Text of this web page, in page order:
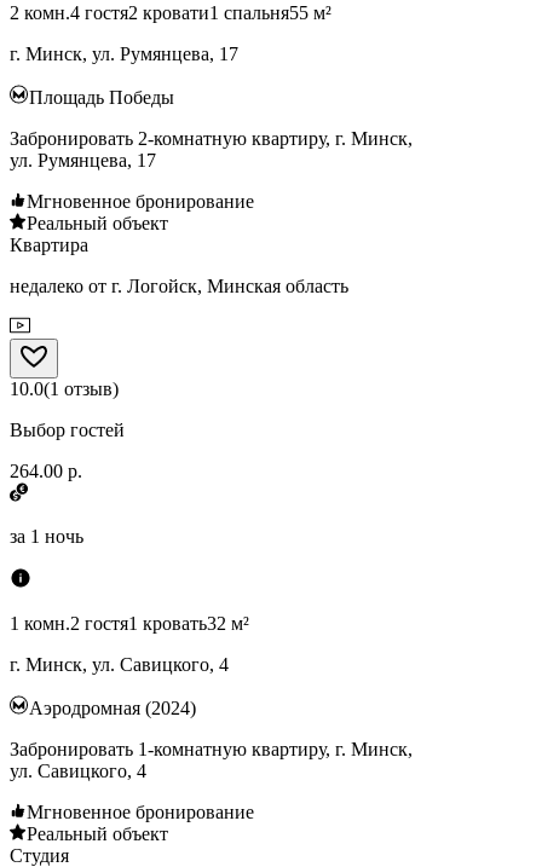
2 комн.4 гостя2 кровати1 спальня55 м²
г. Минск, ул. Румянцева, 17
Площадь Победы
Забронировать 2-комнатную квартиру, г. Минск,
ул. Румянцева, 17
Мгновенное бронирование
Реальный объект
Квартира
недалеко от г. Логойск, Минская область
10.0(1 отзыв)
Выбор гостей
264.00 р.
за 1 ночь
1 комн.2 гостя1 кровать32 м²
г. Минск, ул. Савицкого, 4
Аэродромная (2024)
Забронировать 1-комнатную квартиру, г. Минск,
ул. Савицкого, 4
Мгновенное бронирование
Реальный объект
Студия